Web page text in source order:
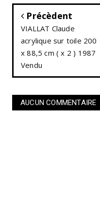
Précèdent
VIALLAT Claude
acrylique sur toile 200
x 88,5 cm ( x 2 ) 1987
Vendu
AUCUN COMMENTAIRE